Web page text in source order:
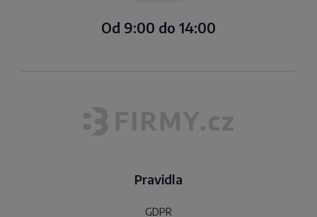
Od 9:00 do 14:00
Pravidla
GDPR